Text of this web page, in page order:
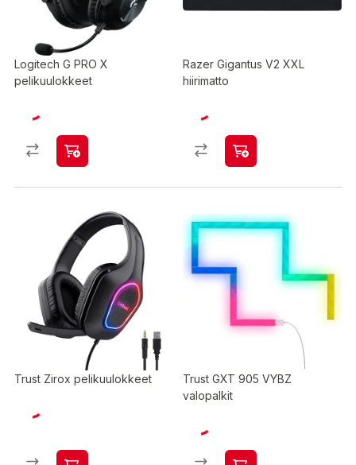
Logitech G PRO X
pelikuulokkeet
Razer Gigantus V2 XXL
hiirimatto
Trust Zirox pelikuulokkeet
Trust GXT 905 VYBZ
valopalkit